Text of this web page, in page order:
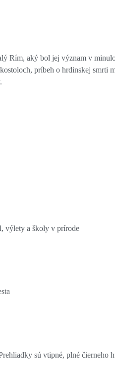
Rím, aký bol jej význam v
príbeh o hrdinskej
výlety a školy v prírode
sú vtipné, plné